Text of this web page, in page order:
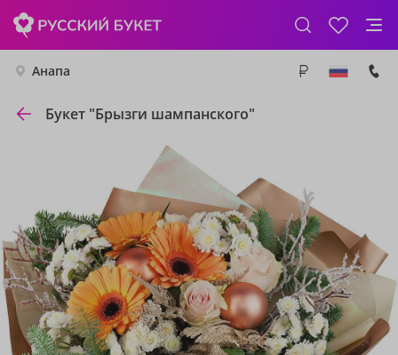
Анапа
Букет "Брызги шампанского"